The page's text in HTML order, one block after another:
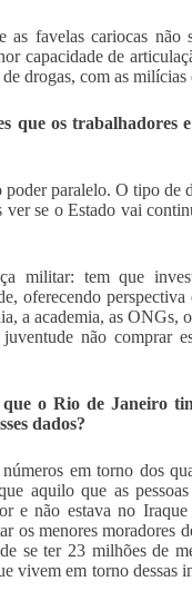
as favelas cariocas
capacidade de
drogas, com as
que os trabalhadores
paralelo. O tipo de
se o Estado vai
militar: tem que
oferecendo
a academia, as ONGs,
não comprar
o Rio de Janeiro
dados?
em torno dos
aquilo que as
e não estava no
os menores moradores
se ter 23 milhões de
vivem em torno